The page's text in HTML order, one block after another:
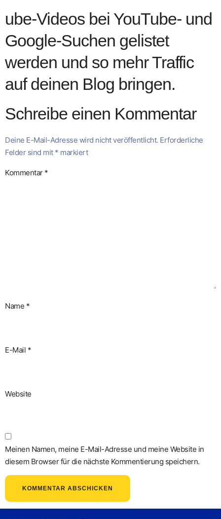
ube-Videos bei YouTube- und
Google-Suchen gelistet
werden und so mehr Traffic
auf deinen Blog bringen.
Schreibe einen Kommentar
Deine E-Mail-Adresse wird nicht veröffentlicht. Erforderliche
Felder sind mit * markiert
Kommentar *
Name *
E-Mail *
Website
Meinen Namen, meine E-Mail-Adresse und meine Website in
diesem Browser für die nächste Kommentierung speichern.